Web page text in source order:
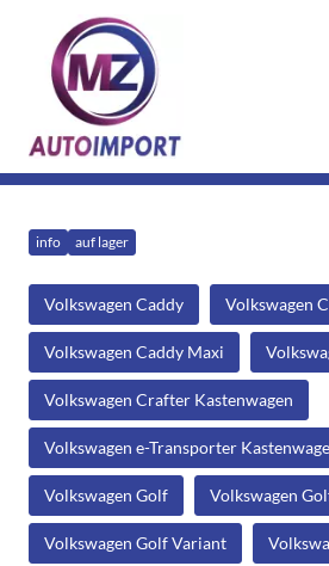
info auf lager
Volkswagen Caddy Volkswagen
Volkswagen Caddy Maxi
Volkswagen Crafter Kastenwagen
Volkswagen e-Transporter
Volkswagen Golf Volkswagen
Volkswagen Golf Variant